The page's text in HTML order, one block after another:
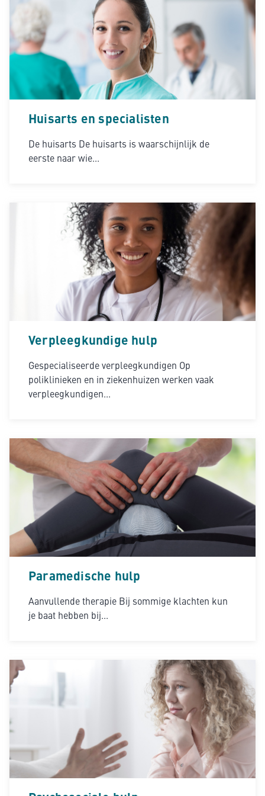
Huisarts en specialisten
De huisarts De huisarts is waarschijnlijk de
eerste naar wie...
Verpleegkundige hulp
Gespecialiseerde verpleegkundigen Op
poliklinieken en in ziekenhuizen werken vaak
verpleegkundigen...
Paramedische hulp
Aanvullende therapie Bij sommige klachten kun
je baat hebben bij...